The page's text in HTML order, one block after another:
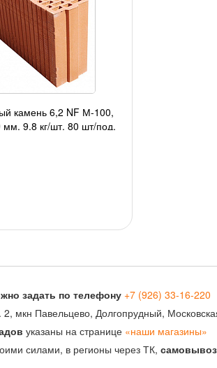
камень 6,2 NF М-100,
мм, 9,8 кг/шт, 80 шт/под,
задать по телефону +7 (926) 33-16-220
2, мкн Павельцево, Долгопрудный,
указаны на странице «наши магазины»
силами, в регионы через ТК,самовывоз